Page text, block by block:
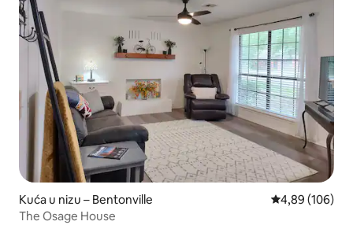
Kuća u nizu – Bentonville Prosječna
4,89 (106)
The Osage House